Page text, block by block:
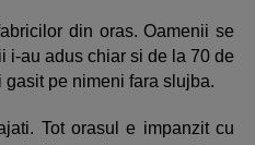
din oras. Oamenii se
i-au adus chiar si de la 70 de
gasit pe nimeni fara slujba.
Tot orasul e impanzit cu